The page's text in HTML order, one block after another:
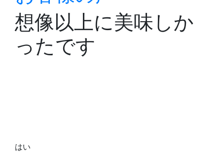
想像以上に美味しか
ったです
はい